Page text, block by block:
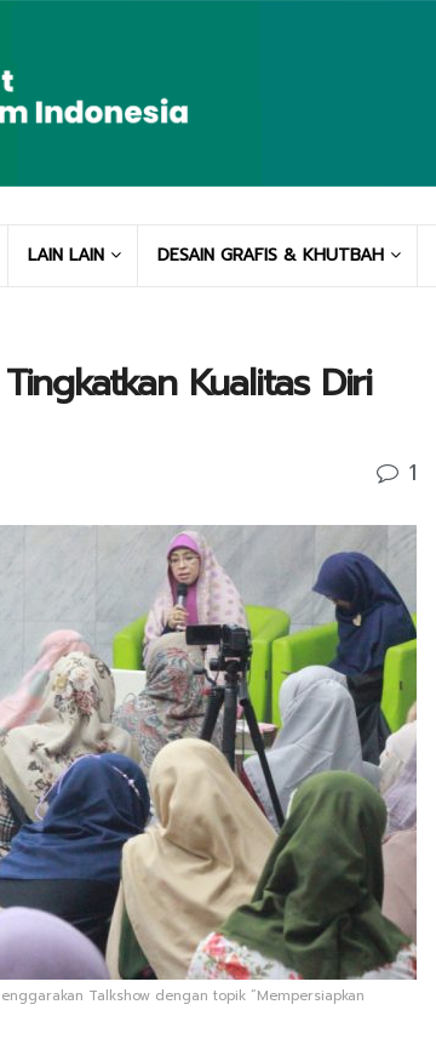
LAIN LAIN DESAIN GRAFIS & KHUTBAH
Kualitas Diri
1
Talkshow dengan topik “Mempersiapkan